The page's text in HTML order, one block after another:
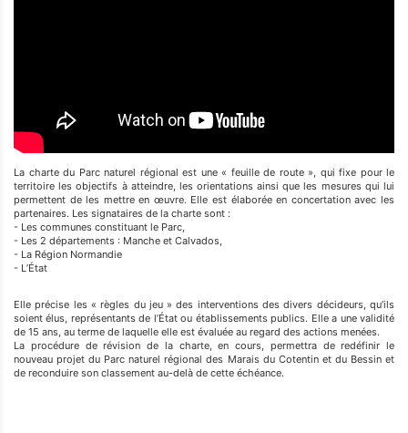
La charte du Parc naturel régional est une « feuille de route », qui fixe pour le
territoire les objectifs à atteindre, les orientations ainsi que les mesures qui lui
permettent de les mettre en œuvre. Elle est élaborée en concertation avec les
partenaires. Les signataires de la charte sont :
- Les communes constituant le Parc,
- Les 2 départements : Manche et Calvados,
- La Région Normandie
- L’État
Elle précise les « règles du jeu » des interventions des divers décideurs, qu’ils
soient élus, représentants de l’État ou établissements publics. Elle a une validité
de 15 ans, au terme de laquelle elle est évaluée au regard des actions menées.
La procédure de révision de la charte, en cours, permettra de redéfinir le
nouveau projet du Parc naturel régional des Marais du Cotentin et du Bessin et
de reconduire son classement au-delà de cette échéance.